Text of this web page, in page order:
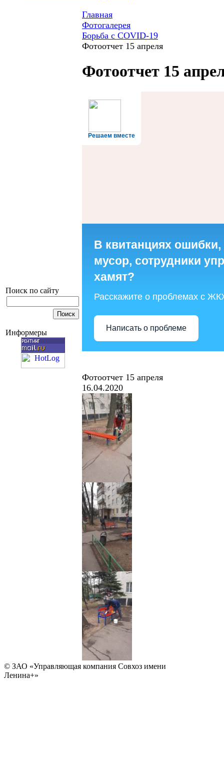
Поиск по сайту
Информеры
Главная
Фотогалерея
Борьба с COVID-19
Фотоотчет 15 апреля
Фотоотчет 15
Решаем вместе
В квитанциях
мусор, сотрудники
хамят?
Расскажите о проблемах с
Написать о проблеме
Фотоотчет 15 апреля
16.04.2020
© ЗАО «Управляющая компания Совхоз имени
Ленина+»